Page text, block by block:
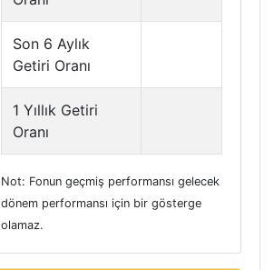
Son 6 Aylık
Getiri Oranı
1 Yıllık Getiri
Oranı
Not: Fonun geçmiş performansı gelecek
dönem performansı için bir gösterge
olamaz.